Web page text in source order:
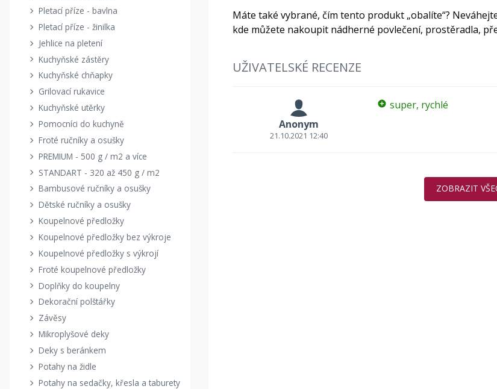
Pletací příze - bavlna
Pletací příze - žinilka
Jehlice na pletení
Kuchyňské zástěry
Kuchyňské chňapky
Grilovací rukavice
Kuchyňské utěrky
Pomocníci do kuchyně
Froté ručníky a osušky
PREMIUM - 500 g / m2 a více
STANDART - 320 až 450 g / m2
Bambusové ručníky a osušky
Dětské ručníky a osušky
Koupelnové předložky
Koupelnové předložky bez výkroje
Koupelnové předložky s výkrojí
Froté koupelnové předložky
Doplňky do koupelny
Dekorační polštářky
Závěsy
Mikroplyšové deky
Deky s beránkem
Potahy na židle
Potahy na sedačky, křesla a taburety
Máte také vybrané, čím tento produkt „obalíte“?
kde můžete nakoupit nádherné povlečení, prostěradla,
UŽIVATELSKÉ RECENZE
Anonym
21.10.2021 12:40
super, rychlé
ZOBRAZIT